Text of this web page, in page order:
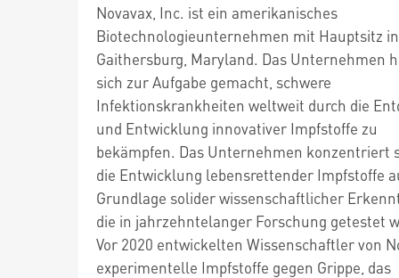
Novavax, Inc. ist ein amerikanisches
Biotechnologieunternehmen mit Hauptsitz in
Gaithersburg, Maryland. Das Unternehmen
sich zur Aufgabe gemacht, schwere
Infektionskrankheiten weltweit durch die
und Entwicklung innovativer Impfstoffe zu
bekämpfen. Das Unternehmen konzentriert
die Entwicklung lebensrettender Impfstoffe
Grundlage solider wissenschaftlicher
die in jahrzehntelanger Forschung getestet
Vor 2020 entwickelten Wissenschaftler von
experimentelle Impfstoffe gegen Grippe, das